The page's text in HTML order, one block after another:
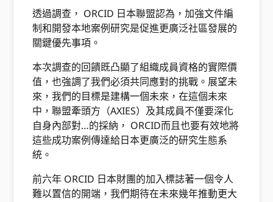
透過調查， ORCID 日本聯盟認為，加強文件編
制和開發本地案例研究是促進更廣泛社區發展的
關鍵優先事項。
本次調查的回饋既凸顯了組織成員資格的實際價
值，也強調了我們必須共同應對的挑戰。展望未
來，我們的目標是建構一個未來，在這個未來
中，聯盟牽頭方（AXIES）及其成員不僅要深化
自身內部對…的採納， ORCID而且也要有效地將
這些成功案例傳達給日本更廣泛的研究生態系
統。
前六年 ORCID 日本財團的加入標誌著一個令人
難以置信的開端，我們期待在未來幾年推動更大